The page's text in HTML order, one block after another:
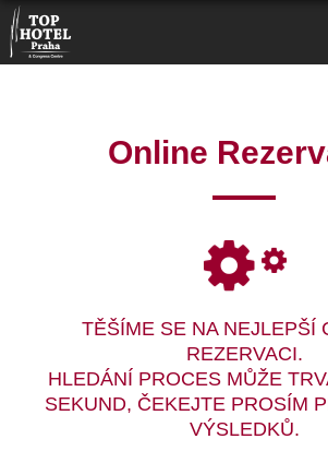
Online
TĚŠÍME SE NA NEJLEPŠÍ
REZERVACI.
HLEDÁNÍ PROCES MŮŽE
SEKUND, ČEKEJTE PROSÍM
VÝSLEDKŮ.